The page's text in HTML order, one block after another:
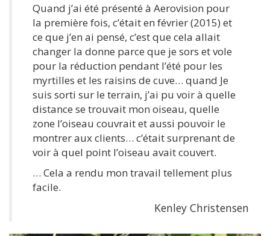
Quand j’ai été présenté à Aerovision pour
la première fois, c’était en février (2015) et
ce que j’en ai pensé, c’est que cela allait
changer la donne parce que je sors et vole
pour la réduction pendant l’été pour les
myrtilles et les raisins de cuve… quand Je
suis sorti sur le terrain, j’ai pu voir à quelle
distance se trouvait mon oiseau, quelle
zone l’oiseau couvrait et aussi pouvoir le
montrer aux clients… c’était surprenant de
voir à quel point l’oiseau avait couvert.
… Cela a rendu mon travail tellement plus
facile.
Kenley Christensen